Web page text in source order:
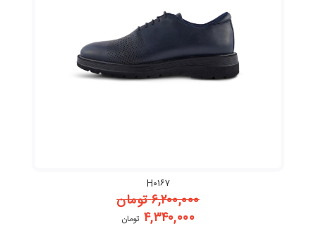
H۰۱۶۷
۶,۲۰۰,۰۰۰تومان
۴,۳۴۰,۰۰۰ تومان